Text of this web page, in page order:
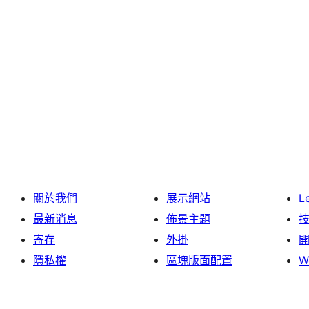
關於我們
最新消息
寄存
隱私權
展示網站
佈景主題
外掛
區塊版面配置